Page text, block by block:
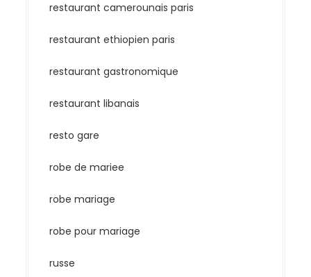
restaurant camerounais paris
restaurant ethiopien paris
restaurant gastronomique
restaurant libanais
resto gare
robe de mariee
robe mariage
robe pour mariage
russe